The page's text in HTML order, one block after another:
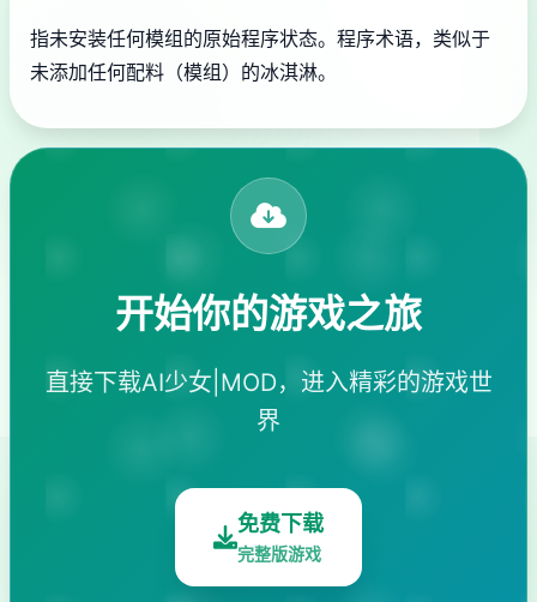
指未安装任何模组的原始程序状态。程序术语，类似于
未添加任何配料（模组）的冰淇淋。
开始你的游戏之旅
直接下载AI少女|MOD，进入精彩的游戏世
界
免费下载
完整版游戏